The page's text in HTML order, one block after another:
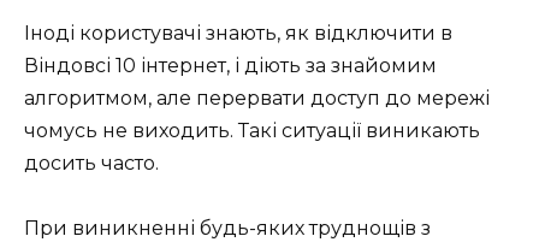
Іноді користувачі знають, як відключити в
Віндовсі 10 інтернет, і діють за знайомим
алгоритмом, але перервати доступ до мережі
чомусь не виходить. Такі ситуації виникають
досить часто.
При виникненні будь-яких труднощів з